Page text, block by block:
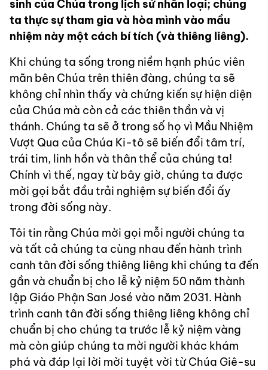
sinh của Chúa trong lịch sử nhân loại; chúng
ta thực sự tham gia và hòa mình vào mầu
nhiệm này một cách bí tích (và thiêng liêng).
Khi chúng ta sống trong niềm hạnh phúc viên
mãn bên Chúa trên thiên đàng, chúng ta sẽ
không chỉ nhìn thấy và chứng kiến sự hiện diện
của Chúa mà còn cả các thiên thần và vị
thánh. Chúng ta sẽ ở trong số họ vì Mầu Nhiệm
Vượt Qua của Chúa Ki-tô sẽ biến đổi tâm trí,
trái tim, linh hồn và thân thể của chúng ta!
Chính vì thế, ngay từ bây giờ, chúng ta được
mời gọi bắt đầu trải nghiệm sự biến đổi ấy
trong đời sống này.
Tôi tin rằng Chúa mời gọi mỗi người chúng ta
và tất cả chúng ta cùng nhau đến hành trình
canh tân đời sống thiêng liêng khi chúng ta đến
gần và chuẩn bị cho lễ kỷ niệm 50 năm thành
lập Giáo Phận San José vào năm 2031. Hành
trình canh tân đời sống thiêng liêng không chỉ
chuẩn bị cho chúng ta trước lễ kỷ niệm vàng
mà còn giúp chúng ta mời người khác khám
phá và đáp lại lời mời tuyệt vời từ Chúa Giê-su